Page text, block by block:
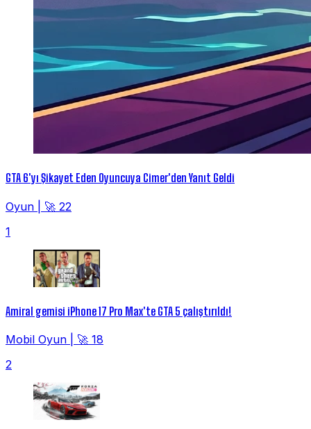
GTA 6'yı Şikayet Eden Oyuncuya Cimer'den Yanıt Geldi
Oyun
🚀 22
1
Amiral gemisi iPhone 17 Pro Max'te GTA 5 çalıştırıldı!
Mobil Oyun
🚀 18
2